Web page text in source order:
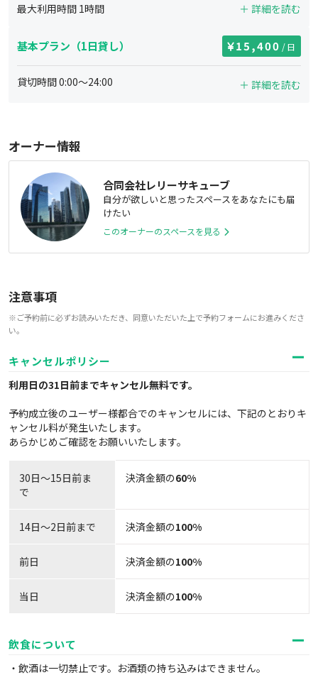
最大利用時間 1時間 ＋ 詳細を読む
基本プラン（1日貸し） 15,400 /日
貸切時間0:00～24:00 ＋ 詳細を読む
オーナー情報
合同会社レリーサキューブ
自分が欲しいと思ったスペースをあなたにも届
けたい
このオーナーのスペースを見る
注意事項
※ご予約前に必ずお読みいただき、同意いただいた上で予約フォームにお進みくださ
い。
キャンセルポリシー
利用日の31日前までキャンセル無料です。
予約成立後のユーザー様都合でのキャンセルには、下記のとおりキ
ャンセル料が発生いたします。
あらかじめご確認をお願いいたします。
30日〜15日前ま
で
決済金額の60%
14日～2日前まで 決済金額の100%
前日 決済金額の100%
当日 決済金額の100%
飲食について
・飲酒は一切禁止です。お酒類の持ち込みはできません。